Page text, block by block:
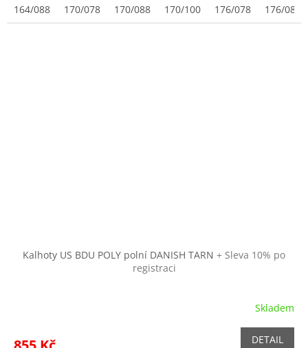
164/088
170/078 170/088 170/100 176/078 176/088
Kalhoty US BDU POLY polní DANISH TARN + Sleva 10% po
registraci
Skladem
DETAIL